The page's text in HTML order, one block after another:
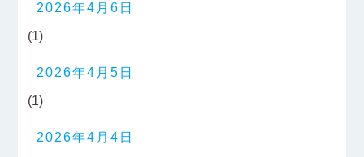
2026年4月6日
(1)
2026年4月5日
(1)
2026年4月4日